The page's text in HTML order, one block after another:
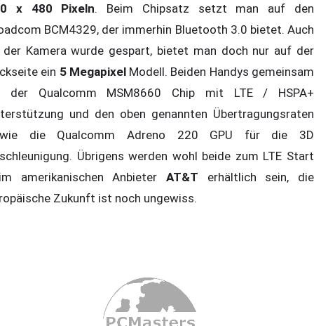
x 480 Pixeln. Beim Chipsatz setzt man auf den
BCM4329, der immerhin Bluetooth 3.0 bietet. Auch
der Kamera wurde gespart, bietet man doch nur auf der
ein 5 MegapixelModell. Beiden Handys gemeinsam
der Qualcomm MSM8660 Chip mit LTE / HSPA+
und den oben genannten Übertragungsraten
die Qualcomm Adreno 220 GPU für die 3D
Übrigens werden wohl beide zum LTE Start
amerikanischen Anbieter AT&T erhältlich sein, die
Zukunft ist noch ungewiss.